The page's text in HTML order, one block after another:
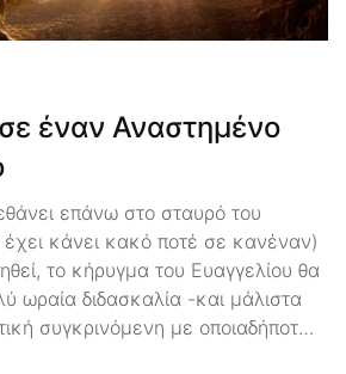
έναν Αναστημένο
επάνω στο σταυρό του
κάνει κακό ποτέ σε κανέναν)
το κήρυγμα του Ευαγγελίου θα
ωραία διδασκαλία -και μάλιστα
συγκρινόμενη με οποιαδήποτ…